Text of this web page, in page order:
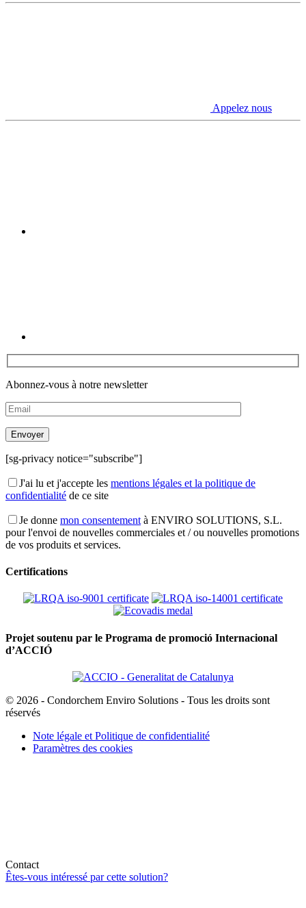
Appelez nous
Abonnez-vous à notre newsletter
[sg-privacy notice="subscribe"]
J'ai lu et j'accepte les mentions légales et la politique de
confidentialité de ce site
Je donne mon consentement à ENVIRO SOLUTIONS, S.L.
pour l'envoi de nouvelles commerciales et / ou nouvelles promotions
de vos produits et services.
Certifications
Projet soutenu par le Programa de promoció Internacional
d’ACCIÓ
© 2026 - Condorchem Enviro Solutions - Tous les droits sont
réservés
Note légale et Politique de confidentialité
Paramètres des cookies
Contact
Êtes-vous intéressé par cette solution?